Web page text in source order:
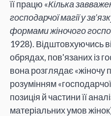
її працю «Кілька
господарчої магії у
формами жіночого
1928). Відштовхуючись
обрядах, пов'язаних із
вона розглядає «жіночу
розумінням
позиція й частини її
матеріальних умов